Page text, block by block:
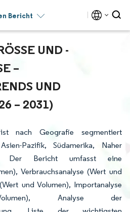
Bericht
UND -A
W
UND P
– 2031)
nach Geografie segmentiert
Pazifik, Südamerika, Naher
Der Bericht umfasst eine
Verbrauchsanalyse (Wert und
und Volumen), Importanalyse
Analyse der